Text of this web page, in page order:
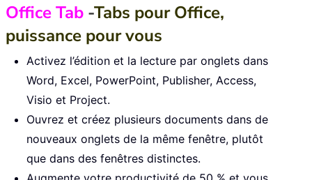
Office Tab -Tabs pour Office,
puissance pour vous
Activez l’édition et la lecture par onglets dans
Word, Excel, PowerPoint, Publisher, Access,
Visio et Project.
Ouvrez et créez plusieurs documents dans de
nouveaux onglets de la même fenêtre, plutôt
que dans des fenêtres distinctes.